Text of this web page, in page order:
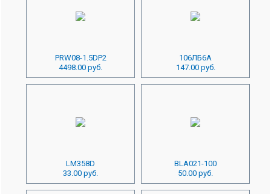
PRW08-1.5DP2
4498.00 руб.
106ЛБ6А
147.00 руб.
LM358D
33.00 руб.
BLA021-100
50.00 руб.